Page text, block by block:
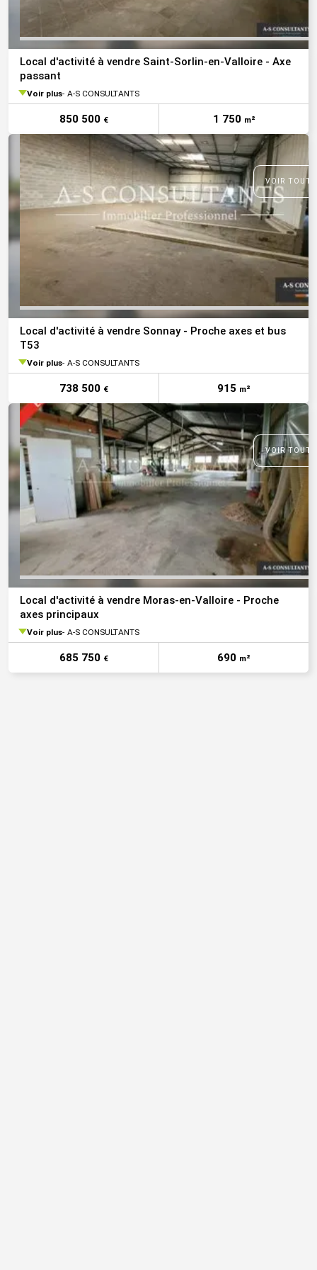
Local d'activité à vendre Saint-Sorlin-en-Valloire - Axe
passant
Voir plus A-S CONSULTANTS
850 500 € 1 750 m²
VOIR
Local d'activité à vendre Sonnay - Proche axes et bus
T53
Voir plus A-S CONSULTANTS
738 500 € 915 m²
VOIR
Local d'activité à vendre Moras-en-Valloire - Proche
axes principaux
Voir plus A-S CONSULTANTS
685 750 € 690 m²